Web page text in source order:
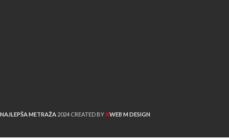
NAJLEPŠA METRAŽA 2024 CREATED BYXWEB M DESIGN